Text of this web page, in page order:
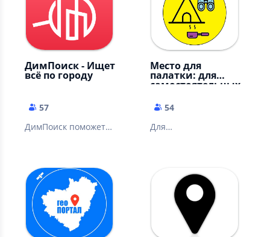
ДимПоиск - Ищет
всё по городу
57
ДимПоиск поможет
Место для
палатки: для
самостоятельных
54
Для